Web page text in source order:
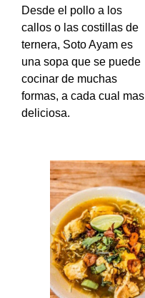
Desde el pollo a los
callos o las costillas de
ternera, Soto Ayam es
una sopa que se puede
cocinar de muchas
formas, a cada cual mas
deliciosa.